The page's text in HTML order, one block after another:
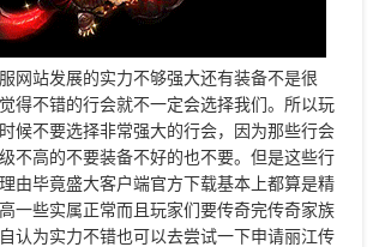
网站发展的实力不够强大还有装备不是很
得不错的行会就不一定会选择我们。所以玩
候不要选择非常强大的行会，因为那些行会
不高的不要装备不好的也不要。但是这些行
由毕竟盛大客户端官方下载基本上都算是精
一些实属正常而且玩家们要传奇完传奇家族
认为实力不错也可以去尝试一下申请丽江传